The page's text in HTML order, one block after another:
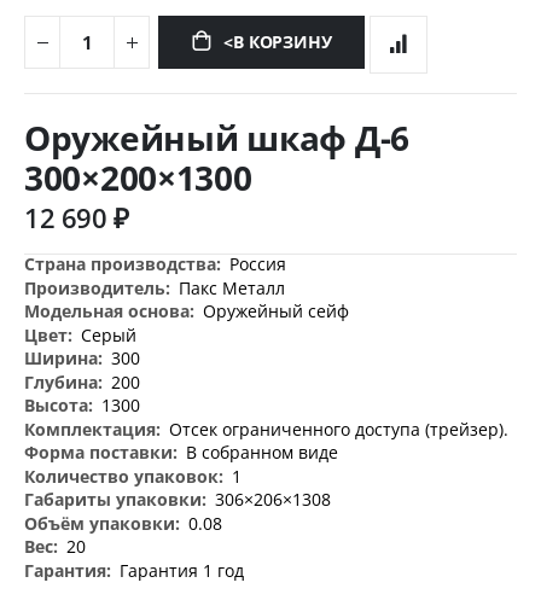
<В КОРЗИНУ
началу
галереи
изображений
Оружейный шкаф Д-6
300×200×1300
12 690 ₽
Дополнительная
информация
Россия
Пакс Металл
Оружейный сейф
Серый
300
200
1300
Отсек ограниченного доступа (трейзер).
В собранном виде
1
306×206×1308
0.08
20
Гарантия 1 год